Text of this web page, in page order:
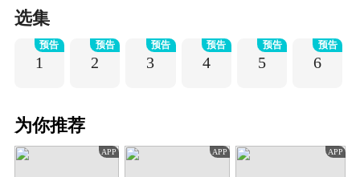
们再度相遇，凤卿尘却不得不隐藏自己对元凌的
深情，暗中守护并辅助元凌。相守相知却不敢相
选集
1
预告
2
预告
3
预告
4
预告
5
预告
6
预告
为你推荐
APP APP APP